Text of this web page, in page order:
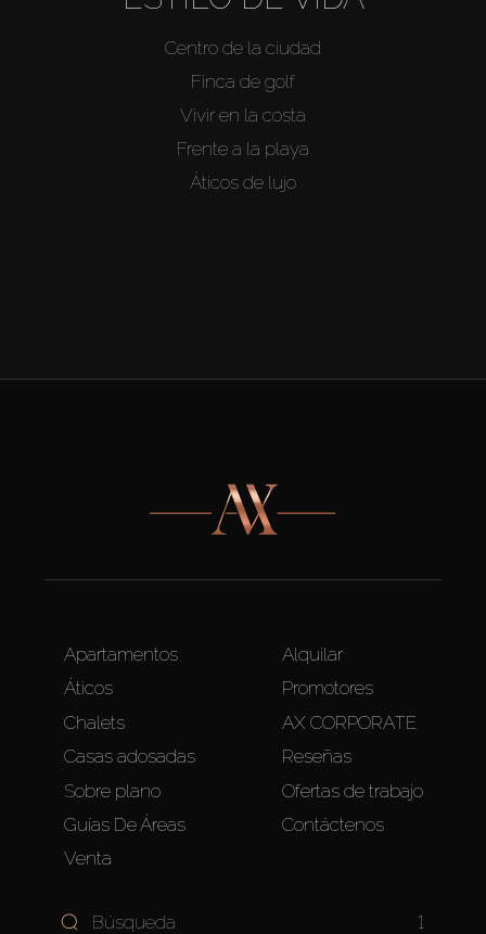
Centro de la ciudad
Finca de golf
Vivir en la costa
Frente a la playa
Áticos de lujo
Apartamentos
Áticos
Chalets
Casas adosadas
Sobre plano
Guías De Áreas
Venta
Alquilar
Promotores
AX CORPORATE
Reseñas
Ofertas de trabajo
Contáctenos
1